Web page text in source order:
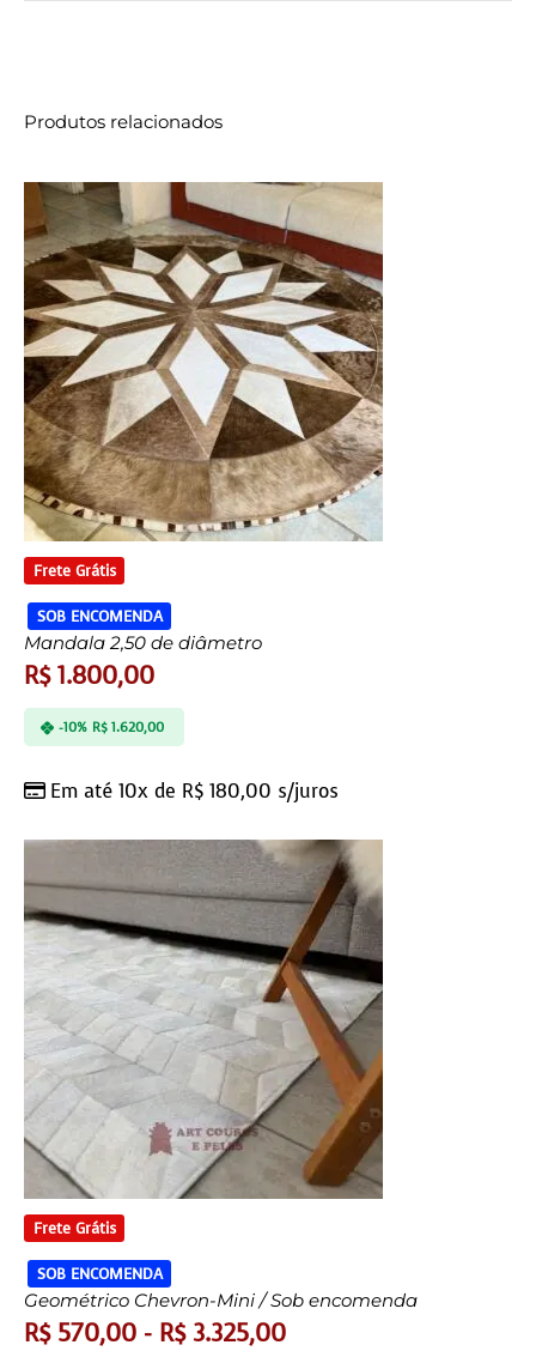
Produtos relacionados
Frete Grátis
SOB ENCOMENDA
Mandala 2,50 de diâmetro
R$1.800,00
Em até 10x de R$ 180,00 s/juros
-10% R$1.620,00
Frete Grátis
SOB ENCOMENDA
Geométrico Chevron-Mini / Sob encomenda
R$570,00 - R$3.325,00